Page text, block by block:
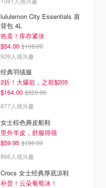
lululemon City Essentials 肩
背包 4L
热卖！库存紧张
$54.00 $108.00
926人感兴趣
经典羽绒服
2折！大爆款，之前$205
$164.00 $820.00
877人感兴趣
女士棕色麂皮船鞋
里外羊皮，舒服得很
$59.95 $190.00
866人感兴趣
Crocs 女士经典厚底凉鞋
补货！云朵葡萄冰！